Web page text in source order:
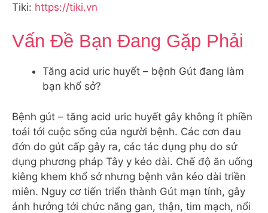
Tiki: https://tiki.vn
Vấn Đề Bạn Đang Gặp Phải
Tăng acid uric huyết – bệnh Gút đang làm
bạn khổ sở?
Bệnh gút – tăng acid uric huyết gây không ít phiền
toái tới cuộc sống của người bệnh. Các cơn đau
đớn do gút cấp gây ra, các tác dụng phụ do sử
dụng phương pháp Tây y kéo dài. Chế độ ăn uống
kiêng khem khổ sở nhưng bệnh vẫn kéo dài triền
miên. Nguy cơ tiến triển thành Gút mạn tính, gây
ảnh hưởng tới chức năng gan, thận, tim mạch, nổi